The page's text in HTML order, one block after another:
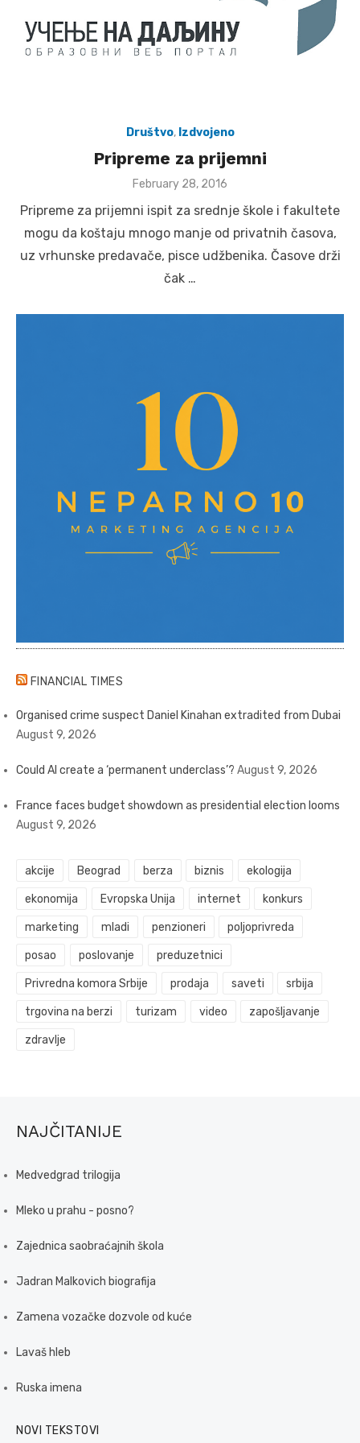
Društvo, Izdvojeno
Pripreme za prijemni
Posted
February 28, 2016
Pripreme za prijemni ispit za srednje škole i fakultete
mogu da koštaju mnogo manje od privatnih časova,
uz vrhunske predavače, pisce udžbenika. Časove drži
čak …
FINANCIAL TIMES
Organised crime suspect Daniel Kinahan extradited from Dubai
August 9, 2026
Could AI create a ‘permanent underclass’? August 9, 2026
France faces budget showdown as presidential election looms
August 9, 2026
akcije Beograd berza biznis ekologija
ekonomija Evropska Unija internet konkurs
marketing mladi penzioneri poljoprivreda
posao poslovanje preduzetnici
Privredna komora Srbije prodaja saveti srbija
trgovina na berzi turizam video zapošljavanje
zdravlje
NAJČITANIJE
Medvedgrad trilogija
Mleko u prahu - posno?
Zajednica saobraćajnih škola
Jadran Malkovich biografija
Zamena vozačke dozvole od kuće
Lavaš hleb
Ruska imena
NOVI TEKSTOVI